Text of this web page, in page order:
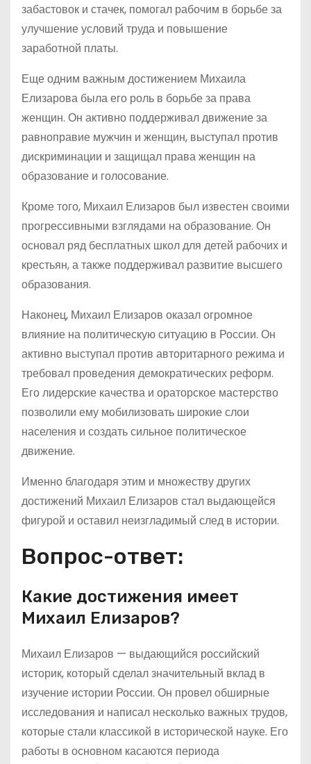
забастовок и стачек, помогал рабочим в борьбе за
улучшение условий труда и повышение
заработной платы.
Еще одним важным достижением Михаила
Елизарова была его роль в борьбе за права
женщин. Он активно поддерживал движение за
равноправие мужчин и женщин, выступал против
дискриминации и защищал права женщин на
образование и голосование.
Кроме того, Михаил Елизаров был известен своими
прогрессивными взглядами на образование. Он
основал ряд бесплатных школ для детей рабочих и
крестьян, а также поддерживал развитие высшего
образования.
Наконец, Михаил Елизаров оказал огромное
влияние на политическую ситуацию в России. Он
активно выступал против авторитарного режима и
требовал проведения демократических реформ.
Его лидерские качества и ораторское мастерство
позволили ему мобилизовать широкие слои
населения и создать сильное политическое
движение.
Именно благодаря этим и множеству других
достижений Михаил Елизаров стал выдающейся
фигурой и оставил неизгладимый след в истории.
Вопрос-ответ:
Какие достижения имеет
Михаил Елизаров?
Михаил Елизаров — выдающийся российский
историк, который сделал значительный вклад в
изучение истории России. Он провел обширные
исследования и написал несколько важных трудов,
которые стали классикой в исторической науке. Его
работы в основном касаются периода